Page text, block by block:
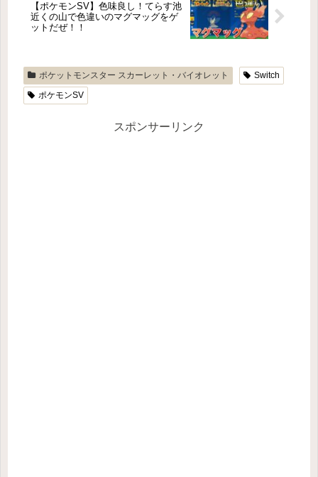
【ポケモンSV】色味良し！てらす池
近くの山で色違いのマグマッグをゲ
ットだぜ！！
ポケットモンスター スカーレット・バイオレット
Switch
ポケモンSV
スポンサーリンク